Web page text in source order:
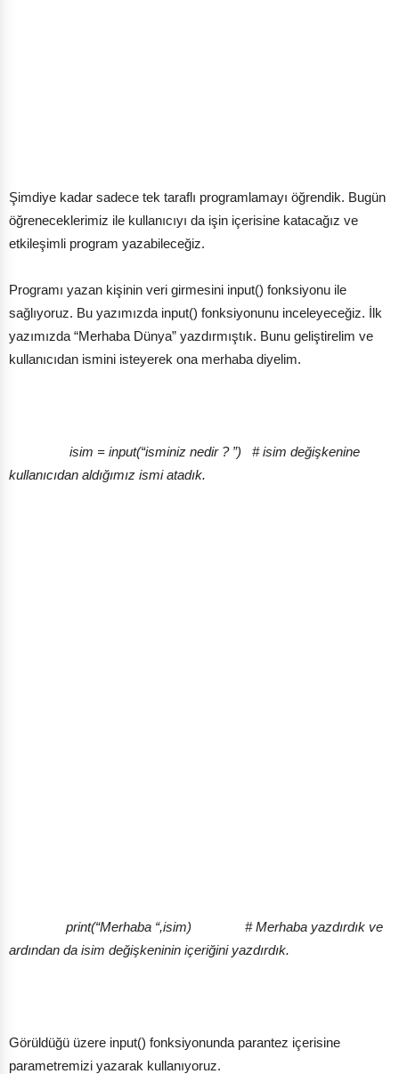
Şimdiye kadar sadece tek taraflı programlamayı öğrendik. Bugün
öğreneceklerimiz ile kullanıcıyı da işin içerisine katacağız ve
etkileşimli program yazabileceğiz.
Programı yazan kişinin veri girmesini input() fonksiyonu ile
sağlıyoruz. Bu yazımızda input() fonksiyonunu inceleyeceğiz. İlk
yazımızda “Merhaba Dünya” yazdırmıştık. Bunu geliştirelim ve
kullanıcıdan ismini isteyerek ona merhaba diyelim.
isim = input(“isminiz nedir ? ”) # isim değişkenine
kullanıcıdan aldığımız ismi atadık.
print(“Merhaba “,isim) # Merhaba yazdırdık ve
ardından da isim değişkeninin içeriğini yazdırdık.
Görüldüğü üzere input() fonksiyonunda parantez içerisine
parametremizi yazarak kullanıyoruz.